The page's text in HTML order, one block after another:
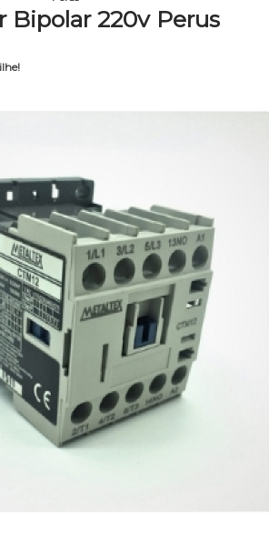
Bipolar 220v Perus